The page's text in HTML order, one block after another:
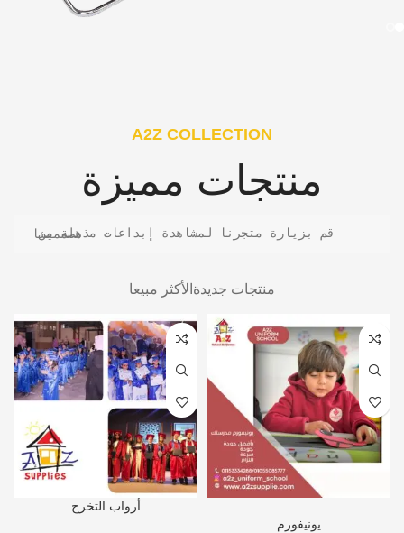
A2Z COLLECTION
منتجات مميزة
قم بزيارة متجرنا لمشاهدة إبداعات مذهلة من مصممينا
منتجات جديدة الأكثر مبيعا
يونيفورم
أرواب التخرج